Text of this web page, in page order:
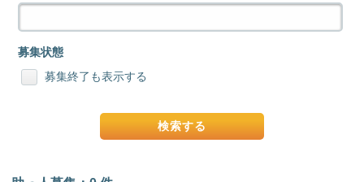
募集状態
募集終了も表示する